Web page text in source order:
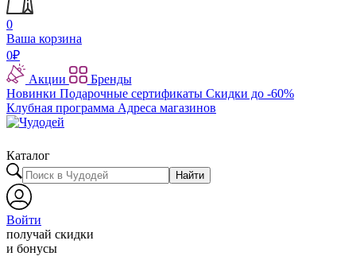
0
Ваша корзина
0₽
Акции
Бренды
Новинки Подарочные сертификаты Скидки до -60%
Клубная программа Адреса магазинов
Каталог
Найти
Войти
получай скидки
и бонусы